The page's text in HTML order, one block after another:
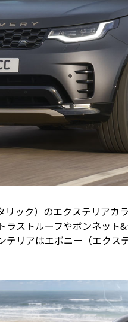
ック）のエクステリアカ
ストルーフやボンネット
テリアはエボニー（エクス